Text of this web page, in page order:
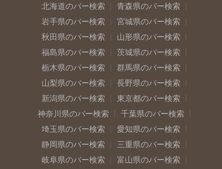
北海道のバー検索
青森県のバー検索
岩手県のバー検索
宮城県のバー検索
秋田県のバー検索
山形県のバー検索
福島県のバー検索
茨城県のバー検索
栃木県のバー検索
群馬県のバー検索
山梨県のバー検索
長野県のバー検索
新潟県のバー検索
東京都のバー検索
神奈川県のバー検索
千葉県のバー検索
埼玉県のバー検索
愛知県のバー検索
静岡県のバー検索
三重県のバー検索
岐阜県のバー検索
富山県のバー検索